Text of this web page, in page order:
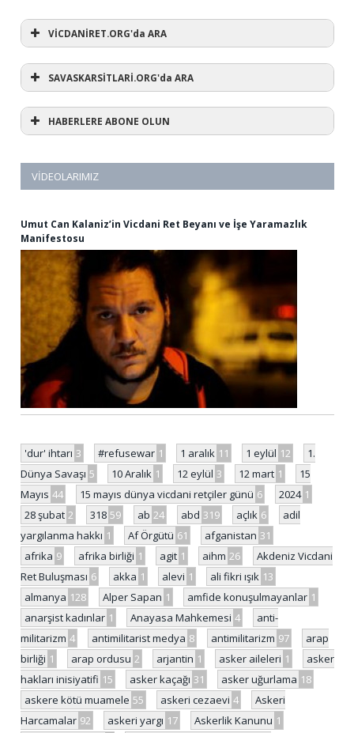
VİCDANİRET.ORG'da ARA
SAVASKARSİTLARİ.ORG'da ARA
HABERLERE ABONE OLUN
VIDEOLARIMIZ
Umut Can Kalaniz’in Vicdani Ret Beyanı ve İşe Yaramazlık
Manifestosu
'dur' ihtarı 3 #refusewar 1 1 aralık 11 1 eylül 12
1.
Dünya Savaşı 5 10 Aralık 1 12 eylül 3 12 mart 1
15
Mayıs 44 15 mayıs dünya vicdani retçiler günü 6 2024 1
28 şubat 2 318 59 ab 24 abd 319 açlık 6
adil
yargılanma hakkı 1 Af Örgütü 61 afganistan 31
afrika 9 afrika birliği 1 agit 1 aihm 26
Akdeniz Vicdani
Ret Buluşması 6 akka 1 alevi 1 ali fikri ışık 13
almanya 128 Alper Sapan 1 amfide konuşulmayanlar 1
anarşist kadınlar 1 Anayasa Mahkemesi 4
anti-
militarizm 4 antimilitarist medya 8 antimilitarizm 97
arap
birliği 1 arap ordusu 2 arjantin 1 asker aileleri 1
asker
hakları inisiyatifi 15 asker kaçağı 31 asker uğurlama 18
askere kötü muamele 55 askeri cezaevi 4
Askeri
Harcamalar 92 askeri yargı 17 Askerlik Kanunu 1